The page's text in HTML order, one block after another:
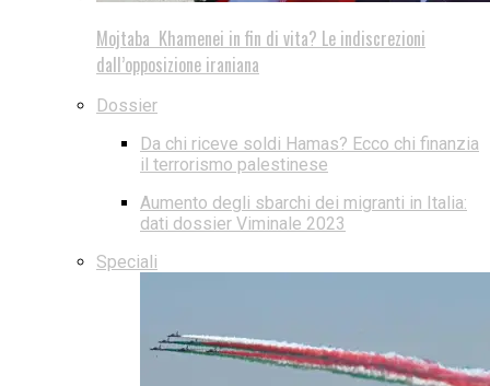
Mojtaba Khamenei in fin di vita? Le indiscrezioni
dall’opposizione iraniana
Dossier
Da chi riceve soldi Hamas? Ecco chi finanzia
il terrorismo palestinese
Aumento degli sbarchi dei migranti in Italia:
dati dossier Viminale 2023
Speciali